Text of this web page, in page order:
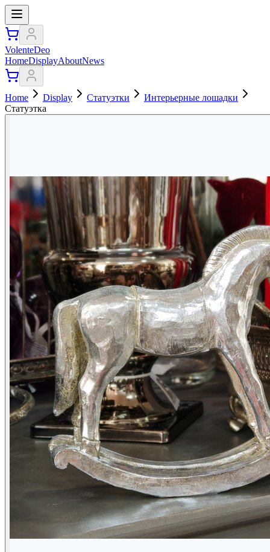
VolenteDeo
HomeDisplayAboutNews
Home Display Статуэтки
Интерьерные лошадки
Статуэтка